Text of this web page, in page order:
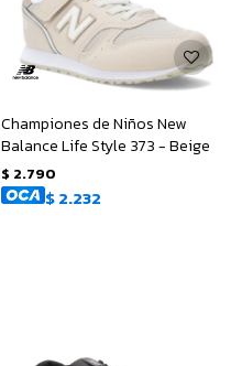
Championes de Niños New
Balance Life Style 373 - Beige
$ 2.790
$2.232